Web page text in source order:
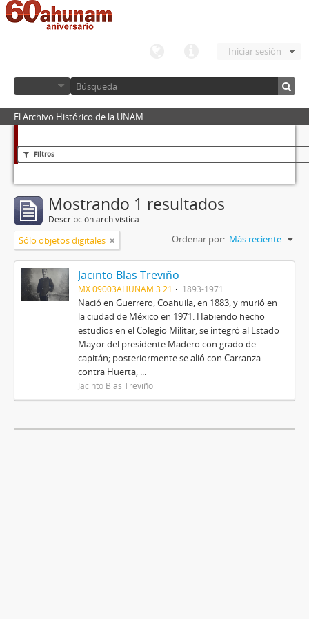
Iniciar sesión
El Archivo Histórico de la UNAM
Filtros
Mostrando 1 resultados
Descripción archivística
Sólo objetos digitales Ordenar por: Más reciente
Jacinto Blas Treviño
MX 09003AHUNAM 3.21 1893-1971
Nació en Guerrero, Coahuila, en 1883, y murió en
la ciudad de México en 1971. Habiendo hecho
estudios en el Colegio Militar, se integró al Estado
Mayor del presidente Madero con grado de
capitán; posteriormente se alió con Carranza
contra Huerta, ...
Jacinto Blas Treviño